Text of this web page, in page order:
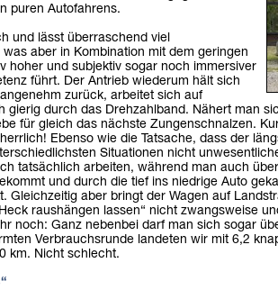
puren Autofahrens.
und lässt überraschend viel
aber in Kombination mit dem geringen
hoher und subjektiv sogar noch immersiver
führt. Der Antrieb wiederum hält sich
zurück, arbeitet sich auf
gierig durch das Drehzahlband. Nähert man
für gleich das nächste Zungenschnalzen.
Ebenso wie die Tatsache, dass der
Situationen nicht
tatsächlich arbeiten, während man auch
und durch die tief ins niedrige Auto
Gleichzeitig aber bringt der Wagen auf
raushängen lassen“ nicht zwangsweise
noch: Ganz nebenbei darf man sich sogar
Verbrauchsrunde landeten wir mit 6,2
km. Nicht schlecht.